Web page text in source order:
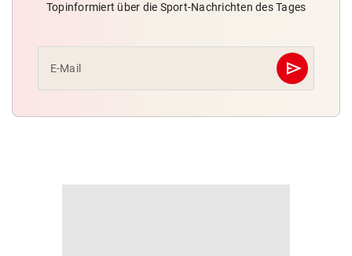
Topinformiert über die Sport-Nachrichten des Tages
E-Mail send
Abschicken